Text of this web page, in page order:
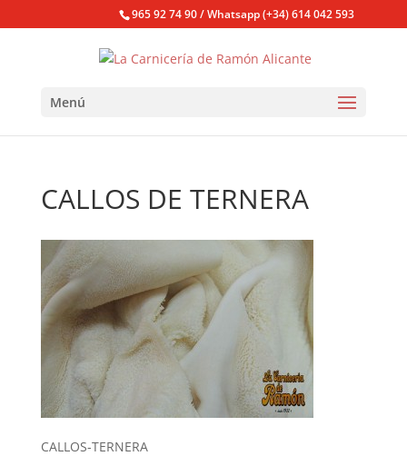
965 92 74 90 / Whatsapp (+34) 614 042 593
Menú
CALLOS DE TERNERA
CALLOS-TERNERA